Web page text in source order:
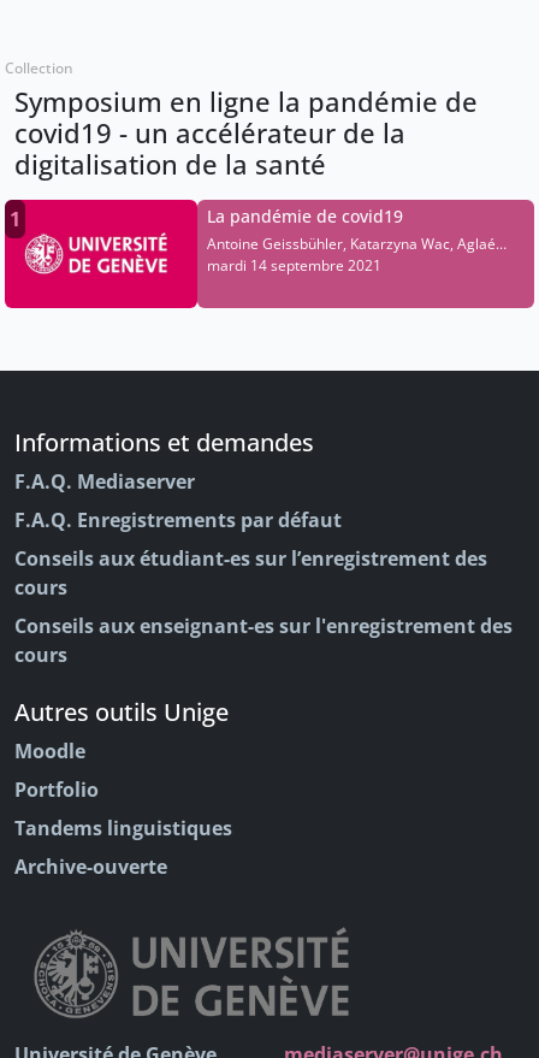
Collection
Symposium en ligne la pandémie de
covid19 - un accélérateur de la
digitalisation de la santé
1 La pandémie de covid19
Antoine Geissbühler, Katarzyna Wac, Aglaé
Tardin, Sanaé Mazouri, Gini Arnold, Serge
Gerson, Rainer Herzog, Patrice Hof, Marcel
mardi 14 septembre 2021
Informations et demandes
F.A.Q. Mediaserver
F.A.Q. Enregistrements par défaut
Conseils aux étudiant-es sur l’enregistrement des
cours
Conseils aux enseignant-es sur l'enregistrement des
cours
Autres outils Unige
Moodle
Portfolio
Tandems linguistiques
Archive-ouverte